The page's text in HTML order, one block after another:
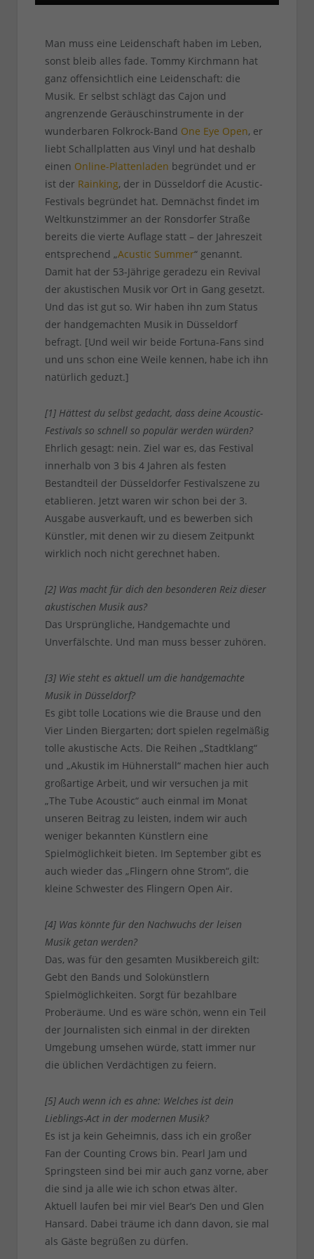
Man muss eine Leidenschaft haben im Leben,
sonst bleib alles fade. Tommy Kirchmann hat
ganz offensichtlich eine Leidenschaft: die
Musik. Er selbst schlägt das Cajon und
angrenzende Geräuschinstrumente in der
wunderbaren Folkrock-Band One Eye Open, er
liebt Schallplatten aus Vinyl und hat deshalb
einen Online-Plattenladen begründet und er
ist der Rainking, der in Düsseldorf die Acustic-
Festivals begründet hat. Demnächst findet im
Weltkunstzimmer an der Ronsdorfer Straße
bereits die vierte Auflage statt – der Jahreszeit
entsprechend „Acustic Summer“ genannt.
Damit hat der 53-Jährige geradezu ein Revival
der akustischen Musik vor Ort in Gang gesetzt.
Und das ist gut so. Wir haben ihn zum Status
der handgemachten Musik in Düsseldorf
befragt. [Und weil wir beide Fortuna-Fans sind
und uns schon eine Weile kennen, habe ich ihn
natürlich geduzt.]
[1] Hättest du selbst gedacht, dass deine Acoustic-
Festivals so schnell so populär werden würden?
Ehrlich gesagt: nein. Ziel war es, das Festival
innerhalb von 3 bis 4 Jahren als festen
Bestandteil der Düsseldorfer Festivalszene zu
etablieren. Jetzt waren wir schon bei der 3.
Ausgabe ausverkauft, und es bewerben sich
Künstler, mit denen wir zu diesem Zeitpunkt
wirklich noch nicht gerechnet haben.
[2] Was macht für dich den besonderen Reiz dieser
akustischen Musik aus?
Das Ursprüngliche, Handgemachte und
Unverfälschte. Und man muss besser zuhören.
[3] Wie steht es aktuell um die handgemachte
Musik in Düsseldorf?
Es gibt tolle Locations wie die Brause und den
Vier Linden Biergarten; dort spielen regelmäßig
tolle akustische Acts. Die Reihen „Stadtklang“
und „Akustik im Hühnerstall“ machen hier auch
großartige Arbeit, und wir versuchen ja mit
„The Tube Acoustic“ auch einmal im Monat
unseren Beitrag zu leisten, indem wir auch
weniger bekannten Künstlern eine
Spielmöglichkeit bieten. Im September gibt es
auch wieder das „Flingern ohne Strom“, die
kleine Schwester des Flingern Open Air.
[4] Was könnte für den Nachwuchs der leisen
Musik getan werden?
Das, was für den gesamten Musikbereich gilt:
Gebt den Bands und Solokünstlern
Spielmöglichkeiten. Sorgt für bezahlbare
Proberäume. Und es wäre schön, wenn ein Teil
der Journalisten sich einmal in der direkten
Umgebung umsehen würde, statt immer nur
die üblichen Verdächtigen zu feiern.
[5] Auch wenn ich es ahne: Welches ist dein
Lieblings-Act in der modernen Musik?
Es ist ja kein Geheimnis, dass ich ein großer
Fan der Counting Crows bin. Pearl Jam und
Springsteen sind bei mir auch ganz vorne, aber
die sind ja alle wie ich schon etwas älter.
Aktuell laufen bei mir viel Bear’s Den und Glen
Hansard. Dabei träume ich dann davon, sie mal
als Gäste begrüßen zu dürfen.